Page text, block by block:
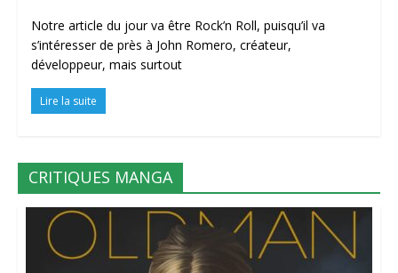
Notre article du jour va être Rock’n Roll, puisqu’il va
s’intéresser de près à John Romero, créateur,
développeur, mais surtout
Lire la suite
CRITIQUES MANGA